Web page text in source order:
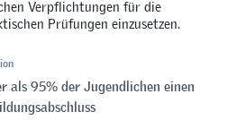
Verpflichtungen für die
Prüfungen einzusetzen.
als 95% der Jugendlichen einen